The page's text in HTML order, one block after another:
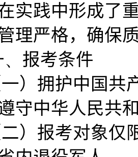
实践中形成了
理严格，确保
报考条件
一）拥护中国
守中华人民共
二）报考对象